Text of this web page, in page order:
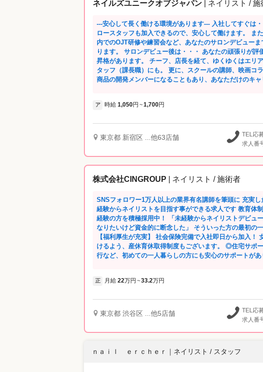
ネイルズユニークオブジャパン | ネイリスト / 施
---安心して長く働ける環境があります--- 入社してすぐは・・・ 社会保険完備！フェ
ロースタッフも加入できるので、安心して働けます。 ま
内でのOJT研修や練習会など、あなたのサロンデビュー
ります。 サロンデビュー後は・・・ あなたの頑張りが評価されるので、随時昇給・
昇格があります。 チーフ、店長を経て、ゆくゆくはエリ
タッフ（課長職）にも。 更に、スクールの講師、映画コ
商品の開発メンバーになることもあり、あなただけのキ
会・チーフ会・スタッフ会（全体会議）を年数回実施し、
やミーティングもあるので、 他のお店のタッフと交流の
を活用し、仲良くなったスタッフと一緒に練習なんてこと
く、地区で、会社全体であなたの成長をサポートします
ンで苦手な技術、検定試験練習、コンテスト対策など…
ネイルサロン発のプライベートブランド 長年のネイルサ
発。 ネイルポリッシュカラー全104色、ネイルケアアイテ
ランドの商品を使用して施術ができるのは、ネイルズユ
品開発に携わることも…。 商品をたくさんの方に使って
て取り組んでいるので、 販売を頑張っているスタッフに
す。 ---スキルアップできる充実のセミナー多数--- ◎たくさん学んで欲しいから、ほ
とんどのセミナーを無料で受講できます！ 自信を持って
のは、 充実した独自のセミナーがたくさんあるから！ 未
ー 未経験の方～更にスキルアップを目指す方にも応えます。 ・検定・コンテス
トによるセミナー 有名ネイリストから直接、流行のデザ
を試す事ができます！ その他にも様々なセミナーを実施。 ユニークならではのサポ
ズンごとにオリジナルキャンペーンを実施。 自分のデザ
のシーズンアートに選ばれることも。 ★…コンテストに積極出場 様々なコンテスト
ア 時給 1,050円 ~1,700円
東京都 新宿区 ...他63店舗 TEL応
求人番
株式会社CINGROUP | ネイリスト / 施術者
SNSフォロワー1万人以上の業界有名講師を筆頭に 充実
経験からネイリストを目指す事ができる求人です 教育体制に自信があるため完全未
経験の方を積極採用中！ 「未経験からネイリストデビュ
なりたいけど資金的に断念した」 そういった方の最初の
【福利厚生が充実】 社会保険完備で入社即日から加入！
けるよう、産休育休取得制度もございます。 ◎住宅サポート 格安物件紹介や管理代
行など、初めての一人暮らしの方にも安心のサポートが
サービスはメンバーの家族やパートナー、ご友人も無料で利用で
用可能♪ 美のプロとして自己投資を続けられる環境です。 ◎月収例 ◆カリキュラム
生(入社1年目/21歳) 年収300万円 ↓ ◆ネイルスタッフ(入社3年目／24歳) 年収380万円
先生 私たちが教えるのは試験対策だけでなく、現場で通
す。 やる気だけ持ってまずは面接に来てください。あな
正 月給 22万円 ~33.2万円
東京都 渋谷区 ...他5店舗 TEL応
求人番
ｎａｉｌ ｅｒｃｈｅｒ ｜ ネイリスト / スタッフ